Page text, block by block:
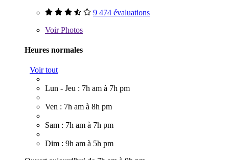
9 474 évaluations
VoirPhotos
Heures normales
Voir tout
Lun - Jeu : 7h am à 7h pm
Ven : 7h am à 8h pm
Sam : 7h am à 7h pm
Dim : 9h am à 5h pm